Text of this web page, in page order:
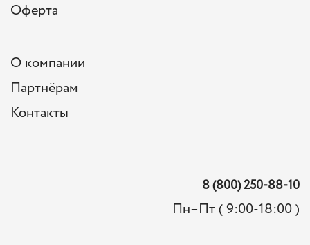
Оферта
О компании
Партнёрам
Контакты
8 (800) 250-88-10
Пн–Пт ( 9:00-18:00 )